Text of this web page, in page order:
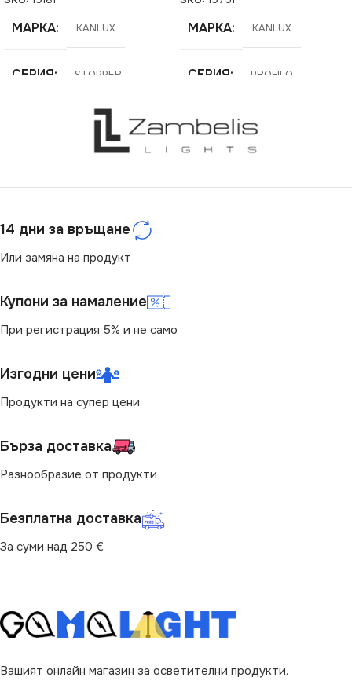
МАРКА KANLUX
СЕРИЯ STOPPER
МАРКА KANLUX
СЕРИЯ PROFILO
14 дни за връщане
Или замяна на продукт
Купони за намаление
При регистрация 5% и не само
Изгодни цени
Продукти на супер цени
Бърза доставка
Разнообразие от продукти
Безплатна доставка
За суми над 250 €
Вашият онлайн магазин за осветителни продукти.